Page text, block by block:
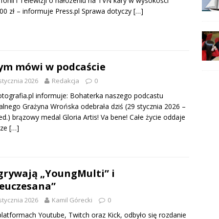
zł – informuje Press.pl Sprawa dotyczy […]
mówi w podcaście
2026 Redakcja 0
informuje: Bohaterka naszego podcastu
Grażyna Wrońska odebrała dziś (29 stycznia 2026 –
brązowy medal Gloria Artis! Va bene! Całe życie oddaje
[…]
„YoungMulti” i
2026 Kamil Górecki 0
Youtube, Twitch oraz Kick, odbyło się rozdanie